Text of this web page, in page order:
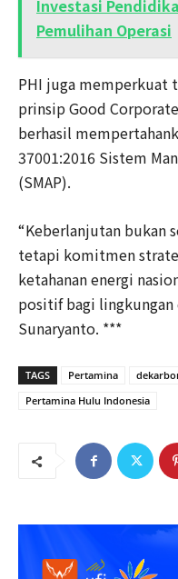
Investasi
Pemulihan Operasi
PHI juga memperkuat
prinsip Good
berhasil
37001:2016 Sistem
(SMAP).
“Keberlanjutan bukan
tetapi komitmen
ketahanan energi
positif bagi lingkungan
Sunaryanto. ***
TAGS Pertamina
Pertamina Hulu Indonesia